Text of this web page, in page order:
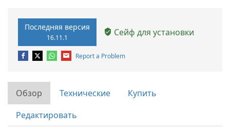
Последняя версия
16.11.1 Сейф для установки
Report a Problem
Обзор Технические
Купить
Редактировать